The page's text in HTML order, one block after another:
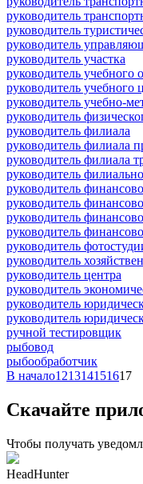
руководитель
руководитель
руководитель
руководитель участка
руководитель учебного
руководитель учебного
руководитель учебно-
руководитель
руководитель филиала
руководитель филиала
руководитель филиала
руководитель
руководитель
руководитель
руководитель
руководитель
руководитель
руководитель
руководитель центра
руководитель
руководитель
руководитель
ручной тестировщик
рыбовод
рыбообработчик
В начало121314151617
Скачайте
Чтобы получать
HeadHunter